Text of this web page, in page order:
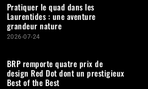
Pratiquer le quad dans les
Laurentides : une aventure
grandeur nature
2026-07-24
BRP remporte quatre prix de
design Red Dot dont un prestigieux
Best of the Best